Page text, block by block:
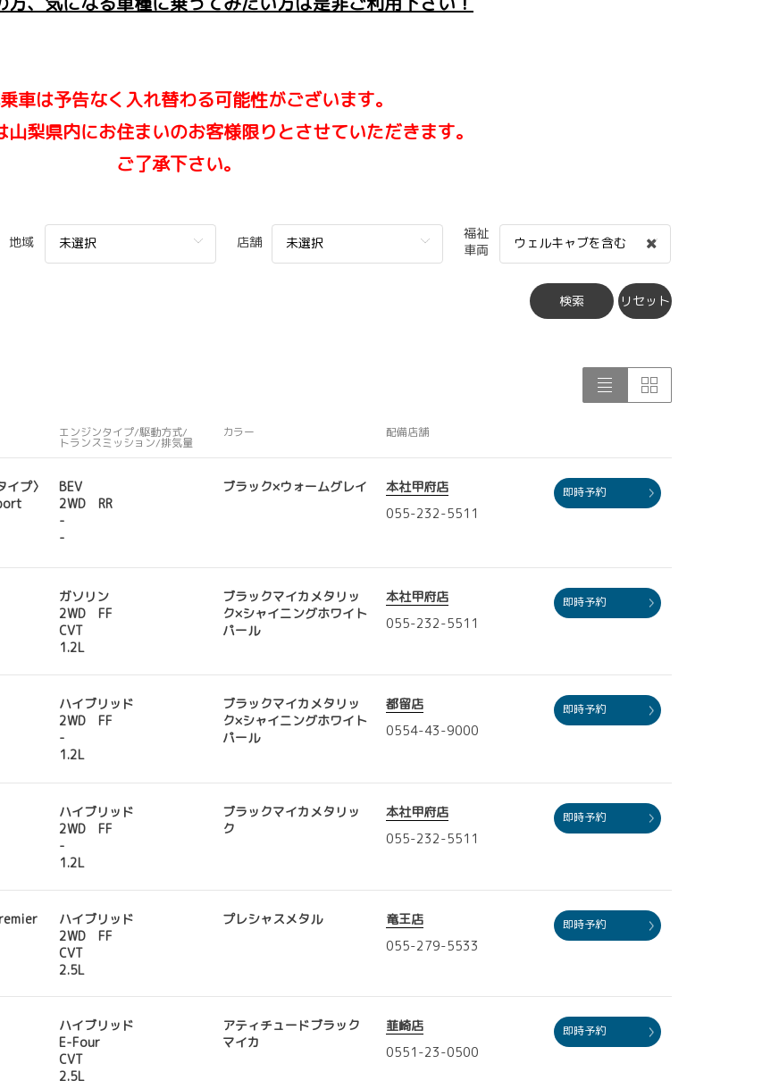
車は予告なく入れ替わる可能性がございます。
梨県内にお住まいのお客様限りとさせていただきます。
ご了承下さい。
地域 未選択 店舗 未選択
福祉
車両
ウェルキャブを含む
検索 リセット
エンジンタイプ/駆動方式/
トランスミッション/排気量
カラー 配備店舗
イプ〉
BEV
2WD RR
-
-
ブラック×ウォームグレイ
本社甲府店
055-232-5511
即時予約
ガソリン
2WD FF
CVT
1.2L
ブラックマイカメタリッ
ク×シャイニングホワイト
パール
本社甲府店
055-232-5511
即時予約
ハイブリッド
2WD FF
-
1.2L
ブラックマイカメタリッ
ク×シャイニングホワイト
パール
都留店
0554-43-9000
即時予約
ハイブリッド
2WD FF
-
1.2L
ブラックマイカメタリッ
ク
本社甲府店
055-232-5511
即時予約
ハイブリッド
2WD FF
CVT
2.5L
プレシャスメタル
竜王店
055-279-5533
即時予約
ハイブリッド
E-Four
CVT
2.5L
アティチュードブラック
マイカ
韮崎店
0551-23-0500
即時予約